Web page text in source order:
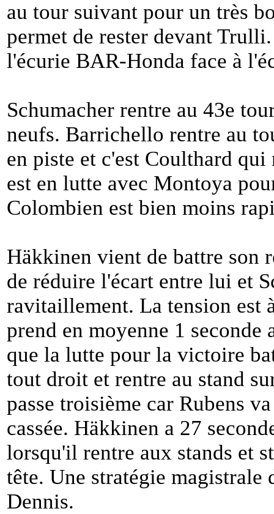
au tour suivant pour un très
permet de rester devant
l'écurie BAR-Honda face à
Schumacher rentre au 43e
neufs. Barrichello rentre au
en piste et c'est Coulthard
est en lutte avec Montoya
Colombien est bien moins
Häkkinen vient de battre son
de réduire l'écart entre lui et
ravitaillement. La tension est
prend en moyenne 1
que la lutte pour la victoire
tout droit et rentre au stand
passe troisième car Rubens
cassée. Häkkinen a 27
lorsqu'il rentre aux stands et
tête. Une stratégie magistrale
Dennis.